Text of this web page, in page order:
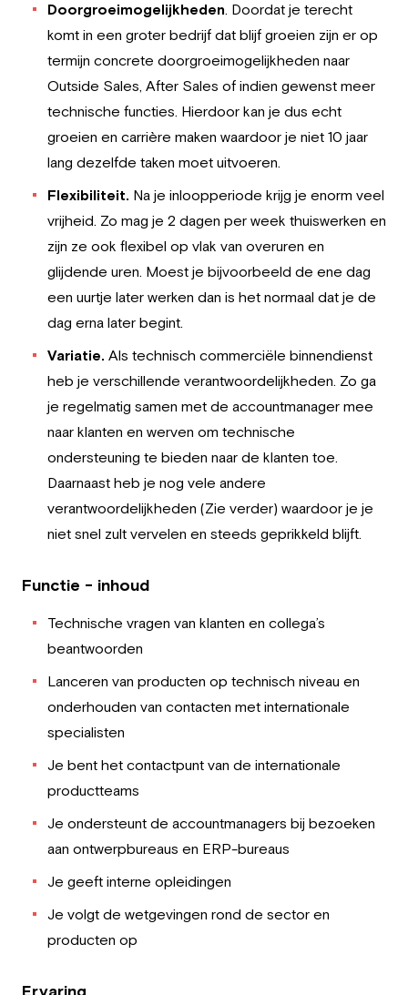
Doorgroeimogelijkheden. Doordat je terecht
komt in een groter bedrijf dat blijf groeien zijn er op
termijn concrete doorgroeimogelijkheden naar
Outside Sales, After Sales of indien gewenst meer
technische functies. Hierdoor kan je dus echt
groeien en carrière maken waardoor je niet 10 jaar
lang dezelfde taken moet uitvoeren.
Flexibiliteit. Na je inloopperiode krijg je enorm veel
vrijheid. Zo mag je 2 dagen per week thuiswerken en
zijn ze ook flexibel op vlak van overuren en
glijdende uren. Moest je bijvoorbeeld de ene dag
een uurtje later werken dan is het normaal dat je de
dag erna later begint.
Variatie. Als technisch commerciële binnendienst
heb je verschillende verantwoordelijkheden. Zo ga
je regelmatig samen met de accountmanager mee
naar klanten en werven om technische
ondersteuning te bieden naar de klanten toe.
Daarnaast heb je nog vele andere
verantwoordelijkheden (Zie verder) waardoor je je
niet snel zult vervelen en steeds geprikkeld blijft.
Functie - inhoud
Technische vragen van klanten en collega’s
beantwoorden
Lanceren van producten op technisch niveau en
onderhouden van contacten met internationale
specialisten
Je bent het contactpunt van de internationale
productteams
Je ondersteunt de accountmanagers bij bezoeken
aan ontwerpbureaus en ERP-bureaus
Je geeft interne opleidingen
Je volgt de wetgevingen rond de sector en
producten op
Ervaring